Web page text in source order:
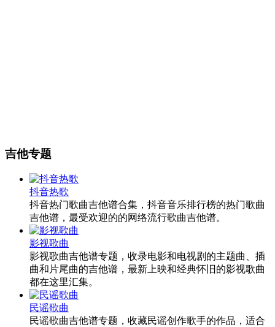
吉他专题
抖音热歌
抖音热门歌曲吉他谱合集，抖音音乐排行榜的热门歌曲
吉他谱，最受欢迎的的网络流行歌曲吉他谱。
影视歌曲
影视歌曲吉他谱专题，收录电影和电视剧的主题曲、插
曲和片尾曲的吉他谱，最新上映和经典怀旧的影视歌曲
都在这里汇集。
民谣歌曲
民谣歌曲吉他谱专题，收藏民谣创作歌手的作品，适合